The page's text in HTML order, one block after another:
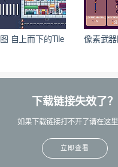
自上而下的Tile
像素武
下载链接失效了？
如果下载链接打不开了请在这
立即查看